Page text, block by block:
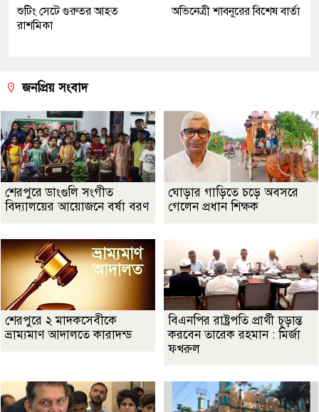
শুটিং সেটে গুরুতর আহত
রাশমিকা
অভিনেত্রী শাবনূরের বিশেষ বার্তা
জনপ্রিয় সংবাদ
শেরপুরে ডাংগুলি সংগীত
বিদ্যালয়ের আয়োজনে বর্ষা বরণ
ঘোড়ার গাড়িতে চড়ে অবসরে
গেলেন প্রধান শিক্ষক
শেরপুরে ২ মাদকসেবীকে
ভ্রাম্যমাণ আদালতে কারাদন্ড
বিএনপির রাষ্ট্রপতি প্রার্থী চূড়ান্ত
করবেন তারেক রহমান : মির্জা
ফখরুল